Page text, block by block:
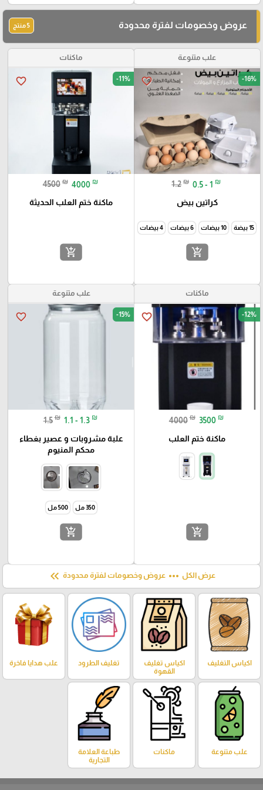
عروض وخصومات لفترة محدودة 5 منتج
علب متنوعة
favorite_border -16%
1.2 ₪ 0.5 - 1 ₪
كراتين بيض
15 بيضة 10 بيضات 6 بيضات 4 بيضات
add_shopping_cart
ماكنات
favorite_border -11%
4500 ₪ 4000 ₪
ماكنة ختم العلب الحديثة
add_shopping_cart
ماكنات
favorite_border -12%
4000 ₪ 3500 ₪
ماكنة ختم العلب
add_shopping_cart
علب متنوعة
favorite_border -15%
1.5 ₪ 1.1 - 1.3 ₪
علبة مشروبات و عصير بغطاء
محكم المنيوم
350 مل 500 مل
add_shopping_cart
عرض الكل more_horiz عروض وخصومات لفترة محدودة keyboard_double_arrow_left
اكياس التغليف
اكياس تغليف
القهوة
تغليف الطرود علب هدايا فاخرة
علب متنوعة ماكنات
طباعة العلامة
التجارية